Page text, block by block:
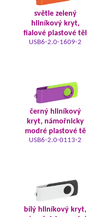
světle zelený
hliníkový kryt,
fialové plastové těl
USB6-2.0-1609-2
černý hliníkový
kryt, námořnicky
modré plastové tě
USB6-2.0-0113-2
bílý hliníkový kryt,